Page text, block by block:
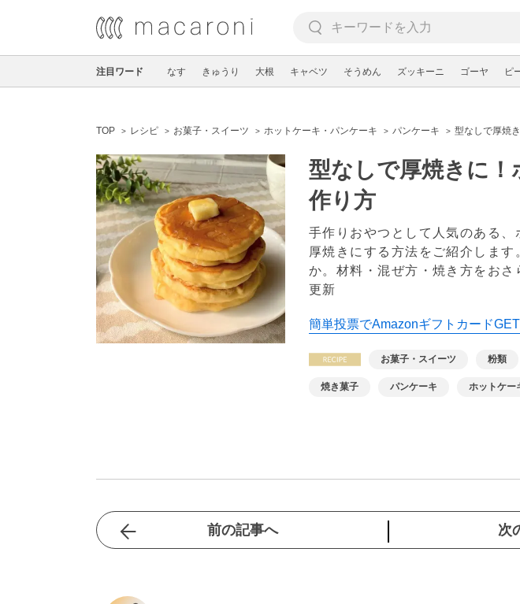
注目ワード なす きゅうり 大根 キャベツ そうめん ズッキーニ ゴーヤ ピ
TOP レシピ お菓子・スイーツ ホットケーキ・パンケーキ パンケーキ 型なしで厚焼
型なしで厚焼きに
作り方
手作りおやつとして人気のある
厚焼きにする方法をご紹介しま
か。材料・混ぜ方・焼き方をお
更新
簡単投票でAmazonギフトカードGET
お菓子・スイーツ 粉類
焼き菓子 パンケーキ ホットケー
前の記事へ 次